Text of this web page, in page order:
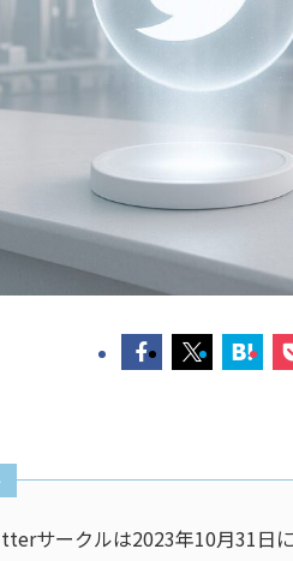
サークルは2023年10月31日